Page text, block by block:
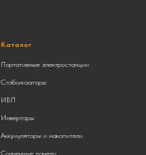
Каталог
Портативные электростанции
Стабилизаторы
ИБП
Инверторы
Аккумуляторы и накопители
Солнечные панели